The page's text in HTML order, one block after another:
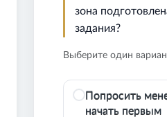
зона
задания?
Выберите один
Попросить
начать первым